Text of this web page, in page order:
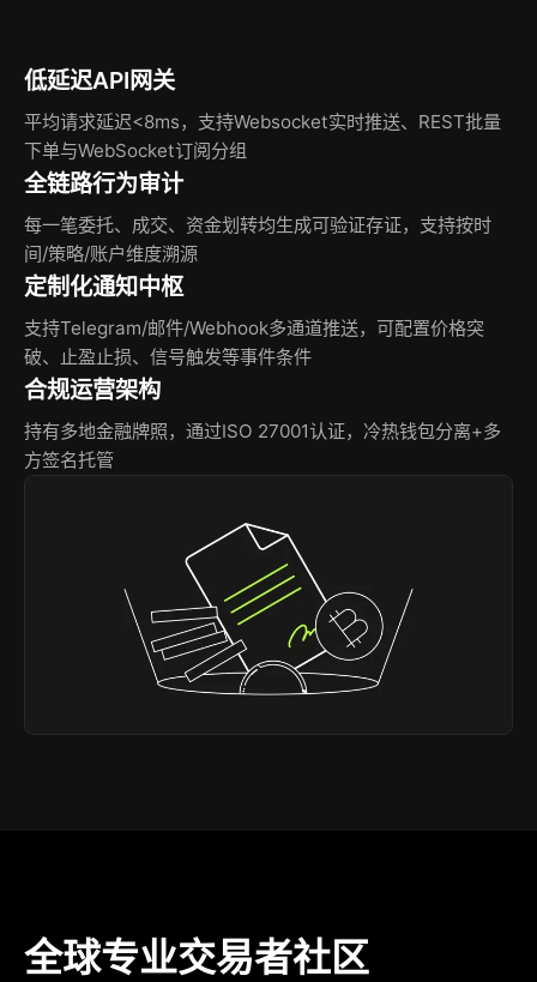
低延迟API网关
平均请求延迟<8ms，支持Websocket实时推送、REST批量
下单与WebSocket订阅分组
全链路行为审计
每一笔委托、成交、资金划转均生成可验证存证，支持按时
间/策略/账户维度溯源
定制化通知中枢
支持Telegram/邮件/Webhook多通道推送，可配置价格突
破、止盈止损、信号触发等事件条件
合规运营架构
持有多地金融牌照，通过ISO 27001认证，冷热钱包分离+多
方签名托管
全球专业交易者社区